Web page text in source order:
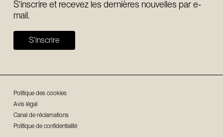
S'inscrire et recevez les dernières nouvelles par e-
mail.
S'inscrire
Politique des cookies
Avis légal
Canal de réclamations
Politique de confidentialité